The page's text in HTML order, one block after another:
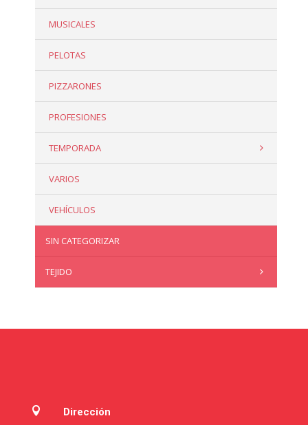
MUSICALES
PELOTAS
PIZZARONES
PROFESIONES
TEMPORADA
VARIOS
VEHÍCULOS
SIN CATEGORIZAR
TEJIDO
 Dirección